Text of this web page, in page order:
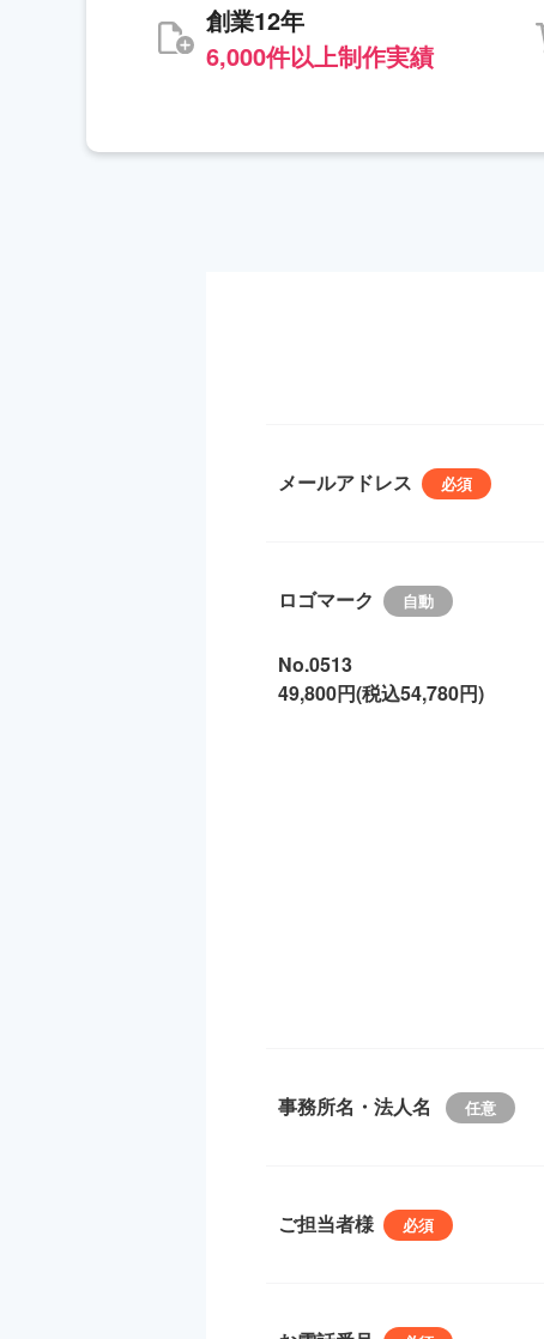
創業12年
6,000件以上制作実績
メールアドレス
ロゴマーク
No.0513
49,800円(税込54,780円)
事務所名・法人名
ご担当者様